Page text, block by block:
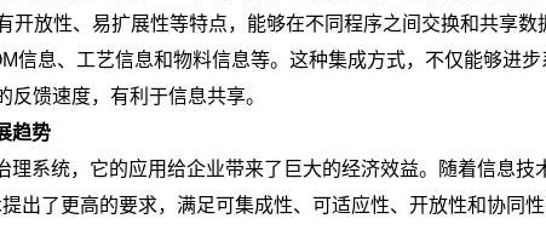
开放性、易扩展性等特点，能够在不同程序之间交换和共享数
信息、工艺信息和物料信息等。这种集成方式，不仅能够进
馈速度，有利于信息共享。
趋势
理系统，它的应用给企业带来了巨大的经济效益。随着信息技
出了更高的要求，满足可集成性、可适应性、开放性和协同